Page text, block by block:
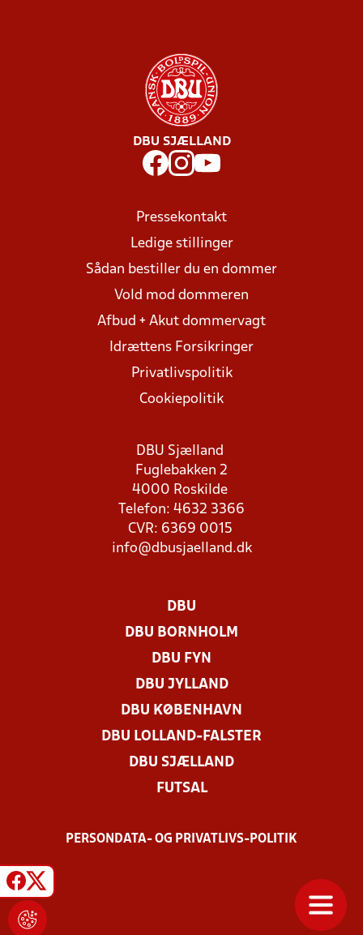
DBU SJÆLLAND
Pressekontakt
Ledige stillinger
Sådan bestiller du en dommer
Vold mod dommeren
Afbud + Akut dommervagt
Idrættens Forsikringer
Privatlivspolitik
Cookiepolitik
DBU Sjælland
Fuglebakken 2
4000 Roskilde
Telefon: 4632 3366
CVR: 6369 0015
info@dbusjaelland.dk
DBU
DBU BORNHOLM
DBU FYN
DBU JYLLAND
DBU KØBENHAVN
DBU LOLLAND-FALSTER
DBU SJÆLLAND
FUTSAL
PERSONDATA- OG PRIVATLIVS-POLITIK